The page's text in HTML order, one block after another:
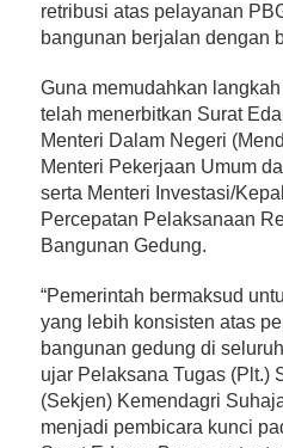
retribusi atas pelayanan
bangunan berjalan dengan
Guna memudahkan
telah menerbitkan Surat
Menteri Dalam Negeri
Menteri Pekerjaan Umum
serta Menteri Investasi/
Percepatan Pelaksanaan
Bangunan Gedung.
“Pemerintah bermaksud
yang lebih konsisten atas
bangunan gedung di
ujar Pelaksana Tugas (Plt.)
(Sekjen) Kemendagri
menjadi pembicara kunci